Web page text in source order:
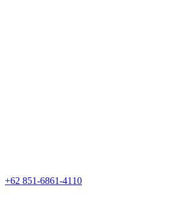
+62 851-6861-4110